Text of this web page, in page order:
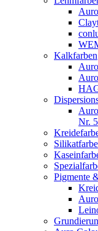
Kalkfarben
Nr.
Pigmente